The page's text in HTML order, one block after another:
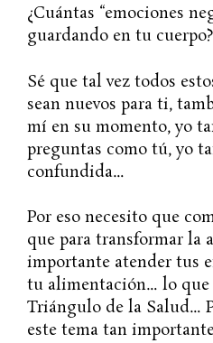
¿Cuántas “emociones
guardando en tu cuerpo?
Sé que tal vez todos
sean nuevos para ti,
mí en su momento, yo
preguntas como tú, yo
confundida…
Por eso necesito que
que para transformar la
importante atender tus
tu alimentación… lo que
Triángulo de la Salud…
este tema tan